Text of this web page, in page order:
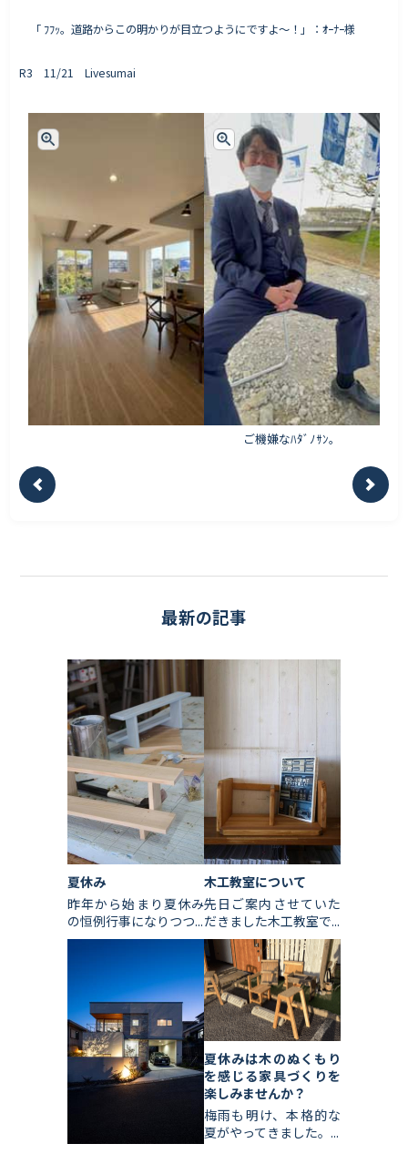
「 ﾌﾌｯ。道路からこの明かりが目立つようにですよ〜！」：ｵｰﾅｰ様
R3 11/21 Livesumai
ご機嫌なﾊﾀﾞﾉｻﾝ。
最新の記事
夏休み
昨年から始まり夏休み
の恒例行事になりつつ...
木工教室について
先日ご案内させていた
だきました木工教室で...
夏休みは木のぬくもり
を感じる家具づくりを
楽しみませんか？
梅雨も明け、本格的な
夏がやってきました。...